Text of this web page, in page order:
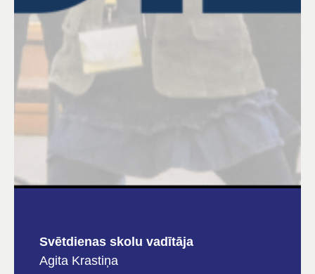
Svētdienas skolu vadītāja
Agita Krastiņa